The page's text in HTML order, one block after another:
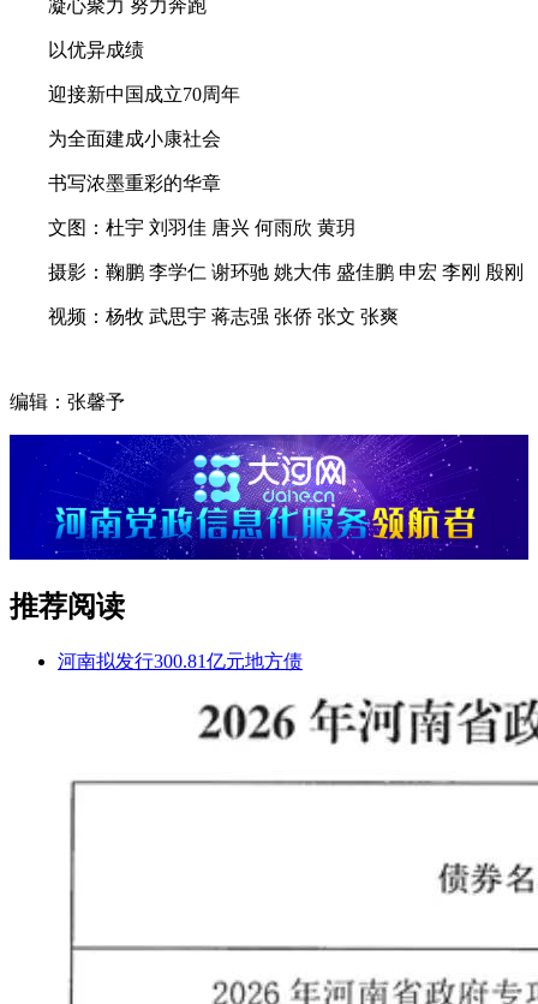
凝心聚力 努力奔跑
以优异成绩
迎接新中国成立70周年
为全面建成小康社会
书写浓墨重彩的华章
文图：杜宇 刘羽佳 唐兴 何雨欣 黄玥
摄影：鞠鹏 李学仁 谢环驰 姚大伟 盛佳鹏 申宏 李刚 殷刚
视频：杨牧 武思宇 蒋志强 张侨 张文 张爽
编辑：张馨予
推荐阅读
河南拟发行300.81亿元地方债